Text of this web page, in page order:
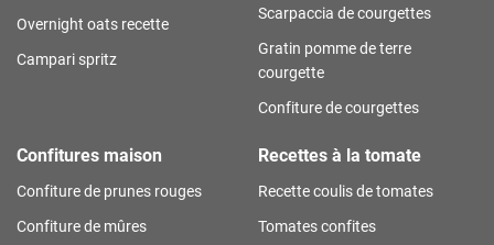
Overnight oats recette
Campari spritz
Scarpaccia de courgettes
Gratin pomme de terre
courgette
Confiture de courgettes
Confitures maison
Confiture de prunes rouges
Confiture de mûres
Recettes à la tomate
Recette coulis de tomates
Tomates confites